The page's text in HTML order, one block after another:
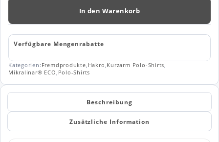
ECO
Menge
In den Warenkorb
Verfügbare Mengenrabatte
Kategorien: Fremdprodukte, Hakro,Kurzarm Polo-Shirts,
Mikralinar® ECO, Polo-Shirts
Beschreibung
Zusätzliche Information